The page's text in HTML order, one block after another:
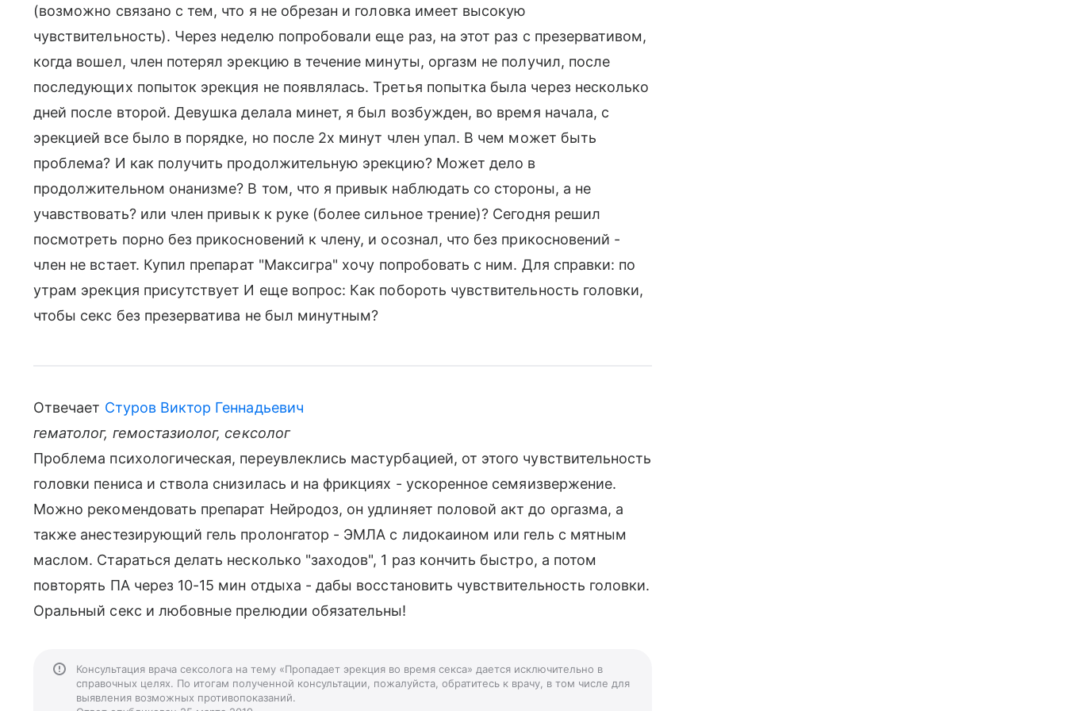
(возможно связано с тем, что я не обрезан и головка имеет высокую
чувствительность). Через неделю попробовали еще раз, на этот раз с презервативом,
когда вошел, член потерял эрекцию в течение минуты, оргазм не получил, после
последующих попыток эрекция не появлялась. Третья попытка была через несколько
дней после второй. Девушка делала минет, я был возбужден, во время начала, с
эрекцией все было в порядке, но после 2х минут член упал. В чем может быть
проблема? И как получить продолжительную эрекцию? Может дело в
продолжительном онанизме? В том, что я привык наблюдать со стороны, а не
учавствовать? или член привык к руке (более сильное трение)? Сегодня решил
посмотреть порно без прикосновений к члену, и осознал, что без прикосновений -
член не встает. Купил препарат "Максигра" хочу попробовать с ним. Для справки: по
утрам эрекция присутствует И еще вопрос: Как побороть чувствительность головки,
чтобы секс без презерватива не был минутным?
Отвечает Стуров Виктор Геннадьевич
гематолог, гемостазиолог, сексолог
Проблема психологическая, переувлеклись мастурбацией, от этого чувствительность
головки пениса и ствола снизилась и на фрикциях - ускоренное семяизвержение.
Можно рекомендовать препарат Нейродоз, он удлиняет половой акт до оргазма, а
также анестезирующий гель пролонгатор - ЭМЛА с лидокаином или гель с мятным
маслом. Стараться делать несколько "заходов", 1 раз кончить быстро, а потом
повторять ПА через 10-15 мин отдыха - дабы восстановить чувствительность головки.
Оральный секс и любовные прелюдии обязательны!
Консультация врача сексолога на тему «Пропадает эрекция во время секса» дается исключительно в
справочных целях. По итогам полученной консультации, пожалуйста, обратитесь к врачу, в том числе для
выявления возможных противопоказаний.